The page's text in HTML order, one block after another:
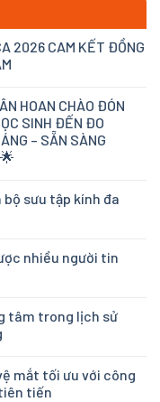
2026 CAM KẾT ĐỒNG
HOAN CHÀO ĐÓN
SINH ĐẾN ĐO
– SẴN SÀNG
bộ sưu tập kính đa
nhiều người tin
tâm trong lịch sử
mắt tối ưu với công
tiến